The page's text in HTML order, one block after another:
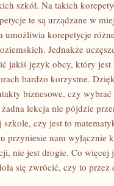
szkół. Na takich
te są urządzane w
umożliwia korepetycje
Jednakże
jakiś język obcy, który
bardzo korzystne.
biznesowe, czy
lekcja nie pójdzie
czy jest to
przyniesie nam wyłącznie
nie jest drogie. Co więcej
się zwrócić, czy to